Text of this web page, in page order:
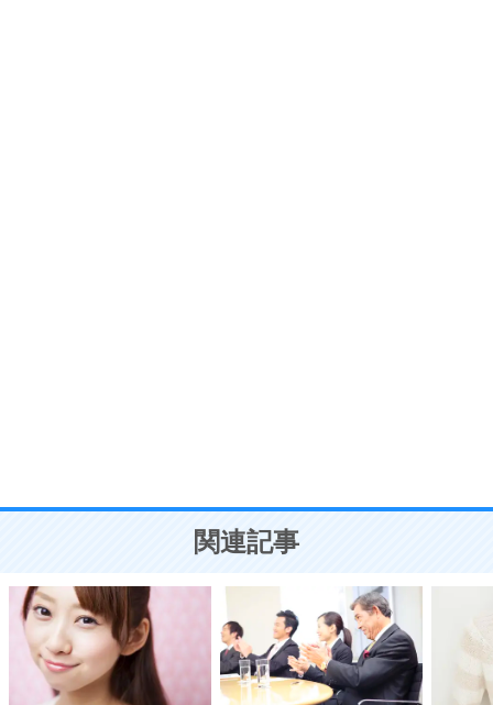
ことが大切。
関連記事